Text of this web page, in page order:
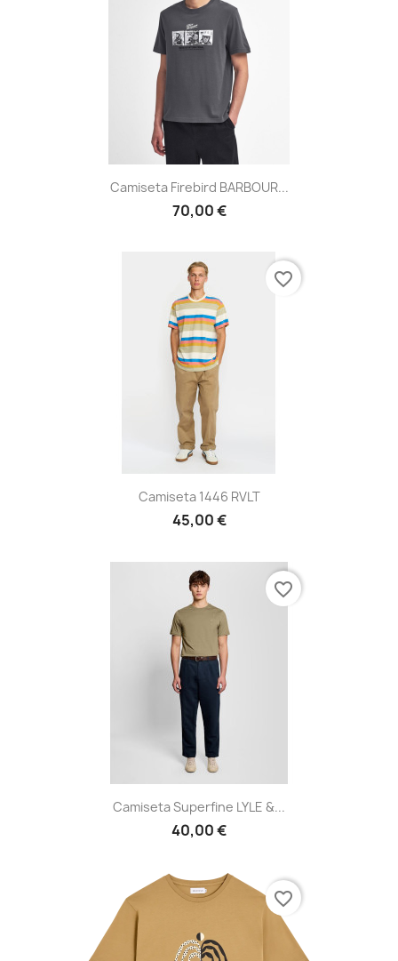
Camiseta Firebird BARBOUR...
70,00 €
Camiseta 1446 RVLT
45,00 €
favorite_border
Camiseta Superfine LYLE &...
40,00 €
favorite_border
favorite_border